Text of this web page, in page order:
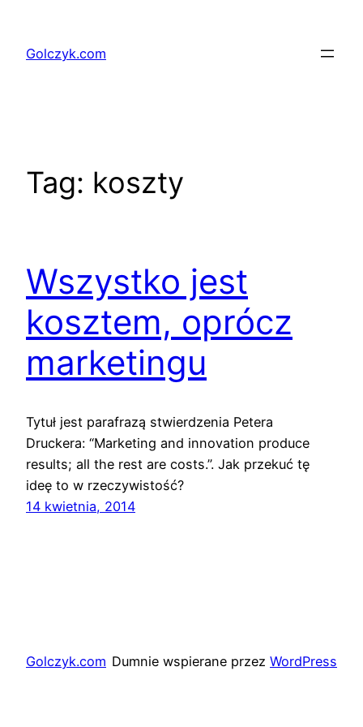
treściGolczyk.com
Tag: koszty
Wszystko jest
kosztem, oprócz
marketingu
Tytuł jest parafrazą stwierdzenia Petera
Druckera: “Marketing and innovation produce
results; all the rest are costs.”. Jak przekuć tę
ideę to w rzeczywistość?
14 kwietnia, 2014
Golczyk.com Dumnie wspierane przez WordPress